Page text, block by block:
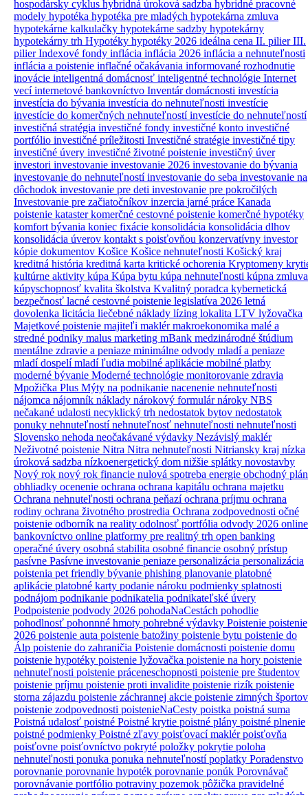
hospodársky cyklus hybridná úroková sadzba hybridné pracovné
modely hypotéka hypotéka pre mladých hypotekárna zmluva
hypotekárne kalkulačky hypotekárne sadzby hypotekárny
hypotekárny trh Hypotéky hypotéky 2026 ideálna cena II. pilierIII.
pilierIndexové fondy inflácia inflácia 2026 inflácia a nehnuteľnosti
inflácia a poistenie inflačné očakávania informované rozhodnutie
inovácie inteligentná domácnosť inteligentné technológie Internet
vecíinternetové bankovníctvo Inventár domácnosti investícia
investícia do bývania investícia do nehnuteľnosti investície
investície do komerčných nehnuteľnostíinvestície do nehnuteľností
investičná stratégia investičné fondy investičné konto investičné
portfólio investičné príležitosti Investičné stratégie investičné tipy
investičné úvery investičné životné poistenie investičný úver
investori investovanie investovanie 2026 investovanie do bývania
investovanie do nehnuteľnostíinvestovanie do seba investovanie na
dôchodok investovanie pre deti investovanie pre pokročilých
Investovanie pre začiatočníkov inzercia jarné práce Kanada
poistenie katasterkomerčné cestovné poistenie komerčné hypotéky
komfort bývania koniec fixácie konsolidácia konsolidácia dlhov
konsolidácia úverov kontakt s poisťovňou konzervatívny investor
kópie dokumentov Košice Košice nehnuteľnosti Košický kraj
kreditná história kreditná karta kritické ochorenia Kryptomeny
kultúrne aktivity kúpa Kúpa bytu kúpa nehnuteľnosti kúpna zmluva
kúpyschopnosť kvalita školstva Kvalitný poradca kybernetická
bezpečnosť lacné cestovné poistenie legislatíva 2026 letná
dovolenka licitácia liečebné náklady lízing lokalita LTV lyžovačka
Majetkové poistenie majiteľi maklérmakroekonomika malé a
stredné podniky malus marketing mBank medzinárodné štúdium
mentálne zdravie a peniaze minimálne odvody mladí a peniaze
mladí dospelímladí ľudia mobilné aplikácie mobilné platby
moderné bývanie Moderné technológie monitorovanie zdravia
Mpožička Plus Mýty na podnikanie nacenenie nehnuteľnosti
nájomca nájomník náklady nárokový formulárnároky NBS
nečakané udalosti necyklický trh nedostatok bytov nedostatok
ponuky nehnuteľnostínehnuteľnosť nehnuteľnosti nehnuteľnosti
Slovensko nehoda neočakávané výdavky Nezávislý maklér
Neživotné poistenie Nitra Nitra nehnuteľnosti Nitriansky kraj nízka
úroková sadzba nízkoenergetický dom nižšie splátky novostavby
Nový rok nový rok financie nulová spotreba energie obchodný plán
obhliadky ocenenie ochrana ochrana kapitálu ochrana majetku
Ochrana nehnuteľnosti ochrana peňazíochrana príjmu ochrana
rodiny ochrana životného prostredia Ochrana zodpovednosti očné
poistenie odborník na reality odolnosť portfólia odvody 2026 online
bankovníctvo online platformy pre realitný trh open banking
operačné úvery osobná stabilita osobné financie osobný prístup
pasívne Pasívne investovanie peniaze personalizácia personalizácia
poistenia pet friendly bývanie phishing planovanie platobné
aplikácie platobné karty podanie nároku podmienky splatnosti
podnájom podnikanie podnikatelia podnikateľské úvery
Podpoistenie podvody 2026 pohodaNaCestách pohodlie
pohodlnosť pohonnné hmoty pohrebné výdavky Poistenie poistenie
2026 poistenie auta poistenie batožiny poistenie bytu poistenie do
Álp poistenie do zahraničia Poistenie domácnosti poistenie domu
poistenie hypotéky poistenie lyžovačka poistenie na hory poistenie
nehnuteľnosti poistenie práceneschopnosti poistenie pre študentov
poistenie príjmu poistenie proti invalidite poistenie rizík poistenie
storna zájazdu poistenie záchrannej akcie poistenie zimných športov
poistenie zodpovednosti poistenieNaCesty poistka poistná suma
Poistná udalosť poistné Poistné krytie poistné plány poistné plnenie
poistné podmienky Poistné zľavy poisťovací maklérpoisťovňa
poisťovne poisťovníctvo pokryté položky pokrytie poloha
nehnuteľnosti ponuka ponuka nehnuteľnostípoplatky Poradenstvo
porovnanie porovnanie hypoték porovnanie ponúk Porovnávač
porovnávanie portfólio potraviny pozemok pôžička pravidelné